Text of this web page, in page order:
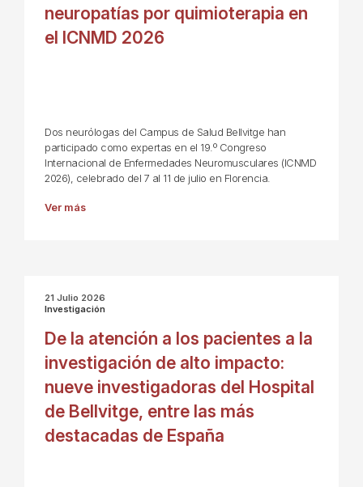
neuropatías por quimioterapia en
el ICNMD 2026
Dos neurólogas del Campus de Salud Bellvitge han
participado como expertas en el 19.º Congreso
Internacional de Enfermedades Neuromusculares (ICNMD
2026), celebrado del 7 al 11 de julio en Florencia.
Ver más
21 Julio 2026
Investigación
De la atención a los pacientes a la
investigación de alto impacto:
nueve investigadoras del Hospital
de Bellvitge, entre las más
destacadas de España